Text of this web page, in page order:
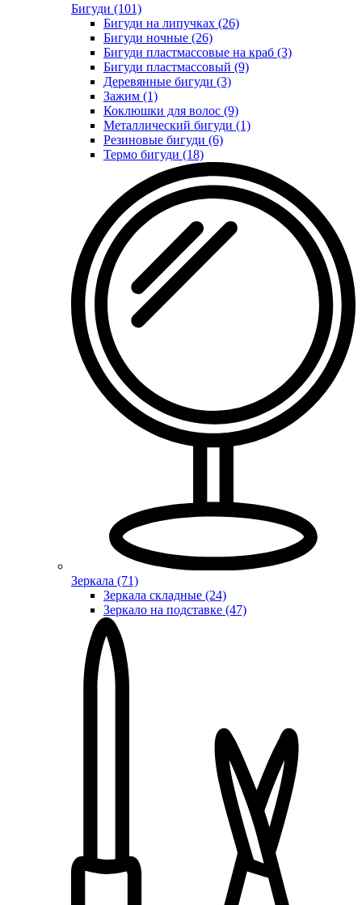
Бигуди (101)
Бигуди на липучках (26)
Бигуди ночные (26)
Бигуди пластмассовые на краб (3)
Бигуди пластмассовый (9)
Деревянные бигуди (3)
Зажим (1)
Коклюшки для волос (9)
Металлический бигуди (1)
Резиновые бигуди (6)
Термо бигуди (18)
Зеркала (71)
Зеркала складные (24)
Зеркало на подставке (47)